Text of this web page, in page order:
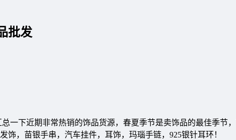
批发
一下近期非常热销的饰品货源，春夏季节是卖饰品的最佳季节
，苗银手串，汽车挂件，耳饰，玛瑙手链，925银针耳环！